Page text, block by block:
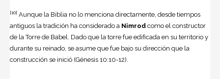
[10] Aunque la Biblia no lo menciona directamente, desde tiempos
antiguos la tradición ha considerado a Nimrod como el constructor
de la Torre de Babel. Dado que la torre fue edificada en su territorio y
durante su reinado, se asume que fue bajo su dirección que la
construcción se inició (Génesis 10:10-12).